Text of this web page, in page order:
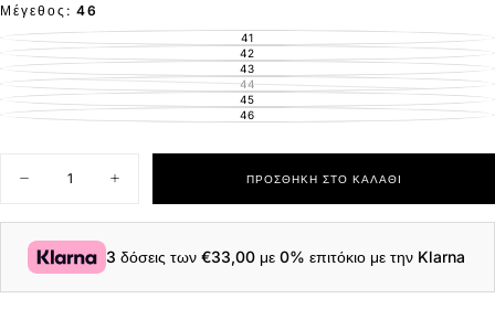
Μέγεθος: 46
41ΕΚΤΌΣ
ΑΠΟΘΈΜΑΤΟΣ
42ΕΚΤΌΣ
ΑΠΟΘΈΜΑΤΟΣ
43ΕΚΤΌΣ
ΑΠΟΘΈΜΑΤΟΣ
44ΕΚΤΌΣ
ΑΠΟΘΈΜΑΤΟΣ
45ΕΚΤΌΣ
ΑΠΟΘΈΜΑΤΟΣ
46ΕΚΤΌΣ
Μείωση
για
Ανδρικά
Παπούτσια
Αύξηση
ποσότητας
για
Ανδρικά
Παπούτσια
ΠΡΟΣΘΉΚΗ ΣΤΟ ΚΑΛΆΘΙ
3 δόσεις των€33,00 με 0% επιτόκιο με την Klarna